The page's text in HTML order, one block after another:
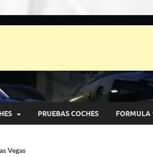
PRUEBAS COCHES FORMULA
Vegas